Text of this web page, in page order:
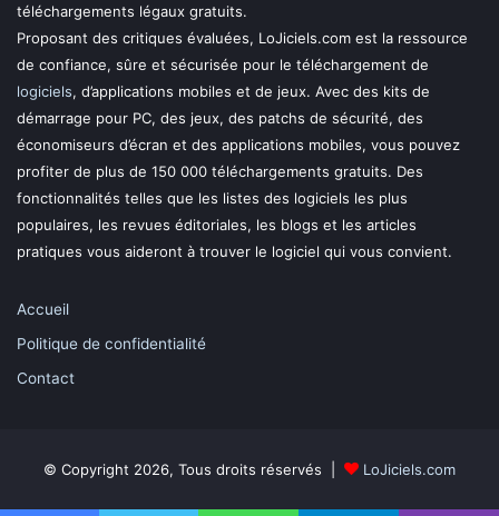
téléchargements légaux gratuits.
Proposant des critiques évaluées, LoJiciels.com est la ressource
de confiance, sûre et sécurisée pour le téléchargement de
logiciels, d’applications mobiles et de jeux. Avec des kits de
démarrage pour PC, des jeux, des patchs de sécurité, des
économiseurs d’écran et des applications mobiles, vous pouvez
profiter de plus de 150 000 téléchargements gratuits. Des
fonctionnalités telles que les listes des logiciels les plus
populaires, les revues éditoriales, les blogs et les articles
pratiques vous aideront à trouver le logiciel qui vous convient.
Accueil
Politique de confidentialité
Contact
© Copyright 2026, Tous droits réservés | LoJiciels.com